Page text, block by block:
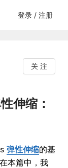
登录 / 注册
关 注
伸缩：
弹性伸缩的基
本篇中，我